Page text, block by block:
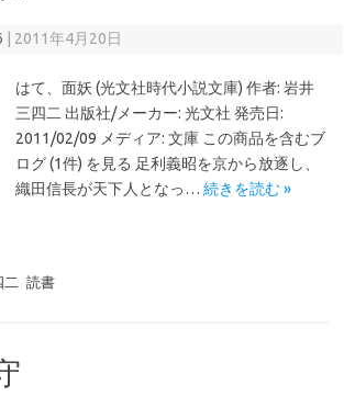
2011年4月20日
はて、面妖 (光文社時代小説文庫) 作者: 岩井
三四二 出版社/メーカー: 光文社 発売日:
2011/02/09 メディア: 文庫 この商品を含むブ
ログ (1件) を見る 足利義昭を京から放逐し、
織田信長が天下人となっ… 続きを読む »
二 読書